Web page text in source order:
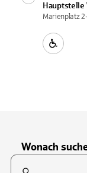
Hauptstelle
Marienplatz
Wonach
Suchfeld